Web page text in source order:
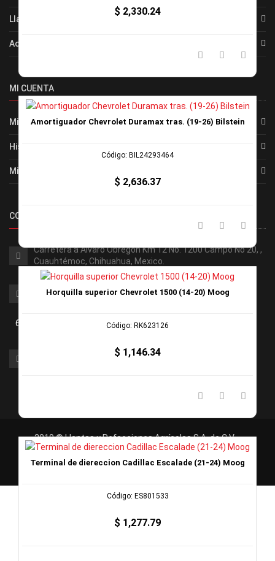
$ 2,330.24
Amortiguador Chevrolet Duramax tras. (19-26) Bilstein
Código: BIL24293464
$ 2,636.37
Horquilla superior Chevrolet 1500 (14-20) Moog
Código: RK623126
$ 1,146.34
Terminal de diereccion Cadillac Escalade (21-24) Moog
Código: ES801533
$ 1,277.79
Llanta cesped
Accesorios y Refacciones Automotriz
MI CUENTA
Mi Cuenta
Historial de Pedidos
Mis Direcciones
CONTACTOS
Carretera a Álvaro Obregón Km 12 No. 1200 Campo No 20, ,
Cuauhtémoc, Chihuahua, Mexico.
(625) 586 3010, (625) 589 9429.
6251215478
contacto@llarasa.mx, redellantasonline@gmail.com
2019 © Llantas y Refacciones Agrícolas S.A. de C.V.
Política de Privacidad
Terminos y Condiciones